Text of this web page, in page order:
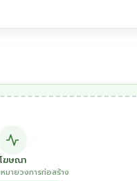
โฆษณา
หมายวงการก่อสร้าง